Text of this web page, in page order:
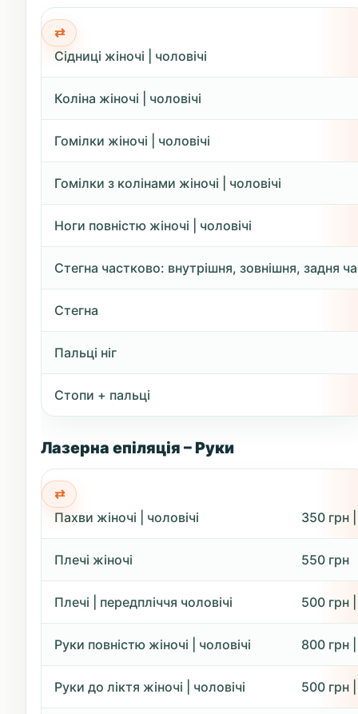
Сідниці жіночі | чоловічі
Коліна жіночі | чоловічі
Гомілки жіночі | чоловічі
Гомілки з колінами жіночі | чоловічі
Ноги повністю жіночі | чоловічі
Стегна частково: внутрішня, зовнішня, задня
Стегна
Пальці ніг
Стопи + пальці
Лазерна епіляція – Руки
Пахви жіночі | чоловічі 350 грн
Плечі жіночі 550 грн
Плечі | передпліччя чоловічі 500 грн
Руки повністю жіночі | чоловічі 800 грн
Руки до ліктя жіночі | чоловічі 500 грн